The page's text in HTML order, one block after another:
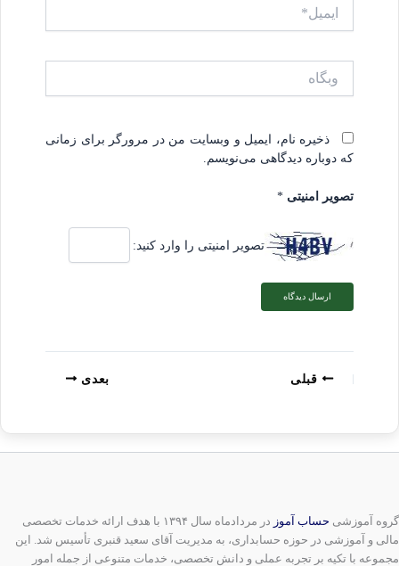
ذخیره نام، ایمیل و وبسایت من در مرورگر برای زمانی
که دوباره دیدگاهی می‌نویسم.
تصویر امنیتی *
تصویر امنیتی را وارد کنید:
قبلی بعدی
گروه آموزشی حساب آموز
در مردادماه سال ۱۳۹۴ با هدف ارائه خدمات تخصصی
مالی و آموزشی در حوزه حسابداری، به مدیریت آقای سعید قنبری تأسیس شد. این
مجموعه با تکیه بر تجربه عملی و دانش تخصصی، خدمات متنوعی از جمله امور